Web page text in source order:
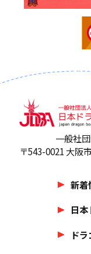
一般社
〒543-0021 大阪
新着
日
ド